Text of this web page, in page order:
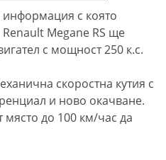
с която
Megane RS ще
с мощност 250 к.с.
скоростна кутия с
и ново окачване.
място до 100 км/час да